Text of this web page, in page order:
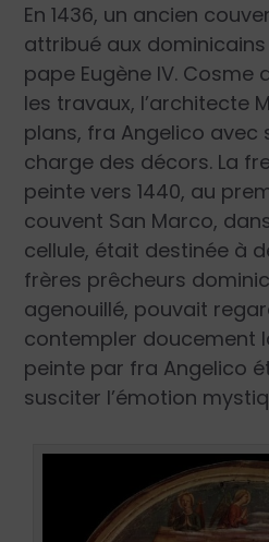
En 1436, un ancien
attribué aux
pape Eugène IV. Cosme
les travaux, l’architecte
plans, fra Angelico avec
charge des décors. La
peinte vers 1440, au
couvent San Marco,
cellule, était destinée à
frères prêcheurs
agenouillé, pouvait
contempler doucement
peinte par fra Angelico
susciter l’émotion